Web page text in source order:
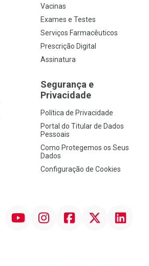
Vacinas
Exames e Testes
Serviços Farmacêuticos
Prescrição Digital
Assinatura
Segurança e
Privacidade
Política de Privacidade
Portal do Titular de Dados
Pessoais
Como Protegemos os Seus
Dados
Configuração de Cookies
InstagramFacebook Linkedin